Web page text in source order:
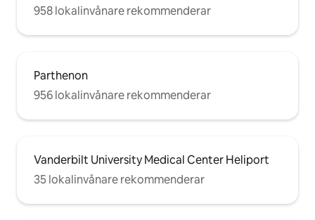
958 lokalinvånare rekommenderar
Parthenon
956 lokalinvånare rekommenderar
Vanderbilt University Medical Center Heliport
35 lokalinvånare rekommenderar